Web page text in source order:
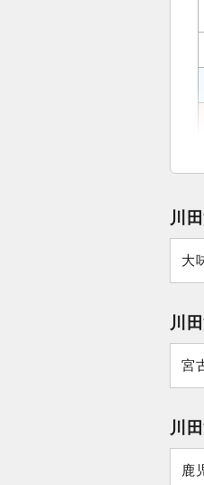
川
大
川
宮
川
鹿